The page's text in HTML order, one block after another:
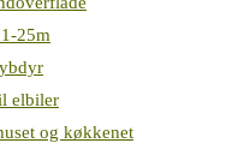
25m
elbiler
og køkkenet